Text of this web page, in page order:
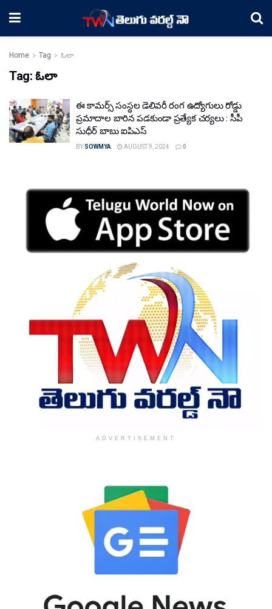
Home Tag ఓలా
Tag: ఓలా
ఈ కామర్స్ సంస్థల డెలివరీ రంగ ఉద్యోగులు రోడ్డు
ప్రమాదాల బారిన పడకుండా ప్రత్యేక చర్యలు : సీపీ
సుధీర్ బాబు ఐపిఎస్
BY SOWMYA AUGUST 9, 2024 0
ADVERTISEMENT